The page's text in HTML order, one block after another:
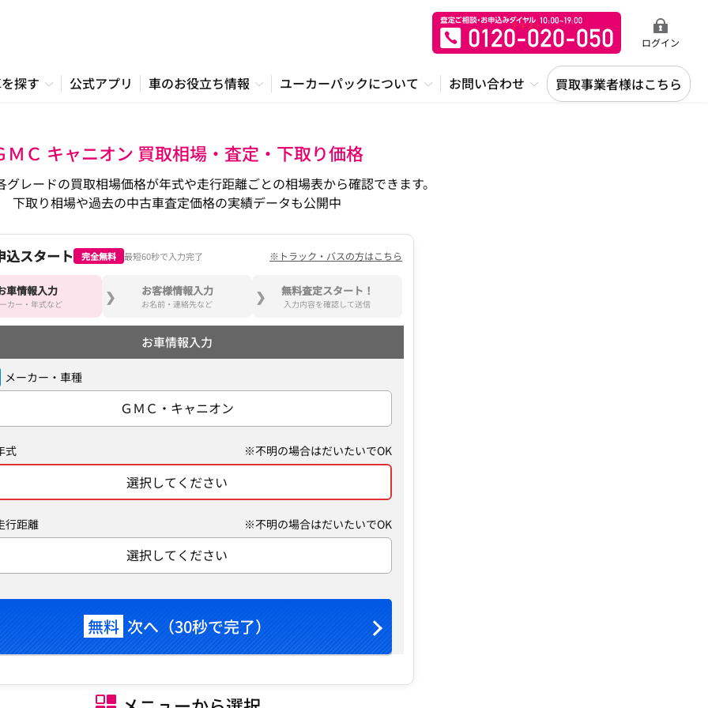
ログイン
探す 公式アプリ 車のお役立ち情報 ユーカーパックについて お問い合わせ 買取事業者様はこちら
ＭＣ キャニオン 買取相場・査定・下取り価格
グレードの買取相場価格が年式や走行距離ごとの相場表から確認できます。
下取り相場や過去の中古車査定価格の実績データも公開中
込スタート 完全無料 最短60秒で入力完了 ※トラック・バスの方はこちら
車情報入力
カー・年式など
お客様情報入力
お名前・連絡先など
無料査定スタート！
入力内容を確認して送信
お車情報入力
メーカー・車種
ＧＭＣ・キャニオン
式 ※不明の場合はだいたいでOK
選択してください
行距離 ※不明の場合はだいたいでOK
選択してください
無料 次へ（30秒で完了）